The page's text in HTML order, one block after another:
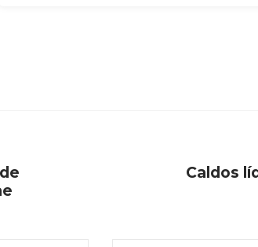
Caldos